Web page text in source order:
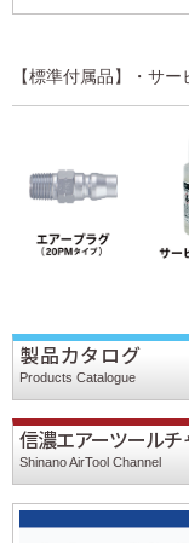
【標準付属品】・サ
製品カタログ
Products Catalogue
信濃エアーツールチ
Shinano AirTool Channel